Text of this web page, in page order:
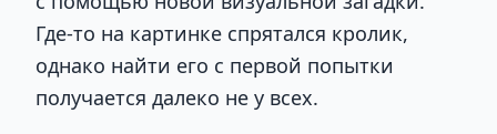
Где-то на картинке спрятался кролик,
однако найти его с первой попытки
получается далеко не у всех.